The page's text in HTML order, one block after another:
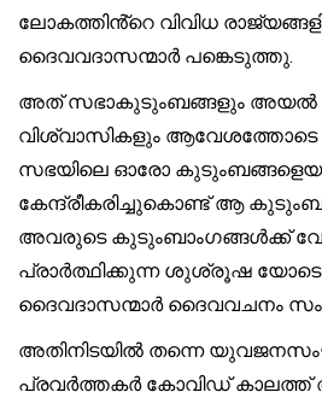
ലോകത്തിൻ്റെ വിവിധ
ദൈവവദാസന്മാർ പങ്കെടുത്തു.
അത് സഭാകുടുംബങ്ങളും അയൽ
വിശ്വാസികളും ആവേശത്തോടെ
സഭയിലെ ഓരോ
കേന്ദ്രീകരിച്ചുകൊണ്ട് ആ
അവരുടെ കുടുംബാംഗങ്ങൾക്ക്
പ്രാർത്ഥിക്കുന്ന ശുശ്രൂഷ
ദൈവദാസന്മാർ ദൈവവചനം
അതിനിടയിൽ തന്നെ
പ്രവർത്തകർ കോവിഡ് കാലത്ത്